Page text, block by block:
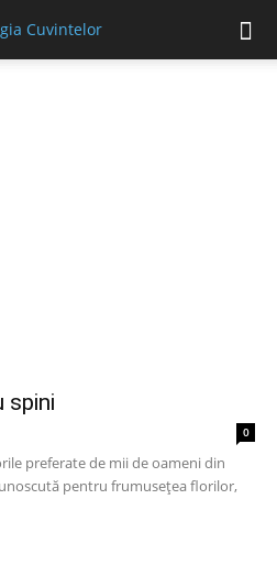
spini
0
preferate de mii de oameni din
pentru frumusețea florilor,